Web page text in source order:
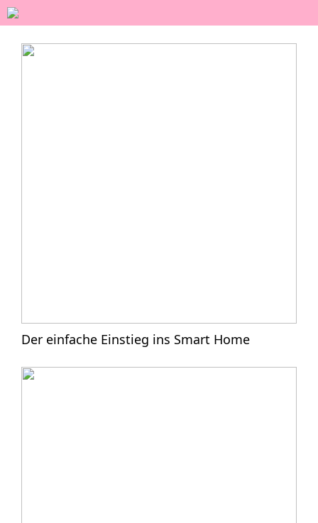
Der einfache Einstieg ins Smart Home